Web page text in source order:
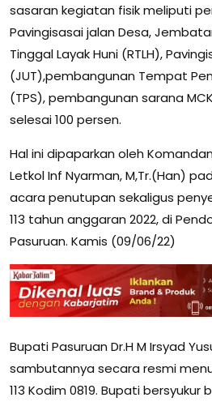
sasaran kegiatan fisik meliputi
Pavingisasai jalan Desa,
Tinggal Layak Huni (RTLH),
(JUT),pembangunan Tempat
(TPS), pembangunan sarana
selesai 100 persen.
Hal ini dipaparkan oleh
Letkol Inf Nyarman, M,Tr.(Han)
acara penutupan sekaligus
113 tahun anggaran 2022, di
Pasuruan. Kamis (09/06/22)
Bupati Pasuruan Dr.H M Irsyad
sambutannya secara resmi
113 Kodim 0819. Bupati